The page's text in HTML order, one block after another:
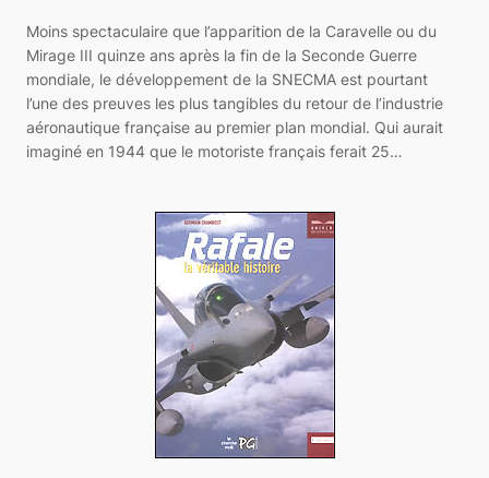
Moins spectaculaire que l’apparition de la Caravelle ou du
Mirage III quinze ans après la fin de la Seconde Guerre
mondiale, le développement de la SNECMA est pourtant
l’une des preuves les plus tangibles du retour de l’industrie
aéronautique française au premier plan mondial. Qui aurait
imaginé en 1944 que le motoriste français ferait 25…